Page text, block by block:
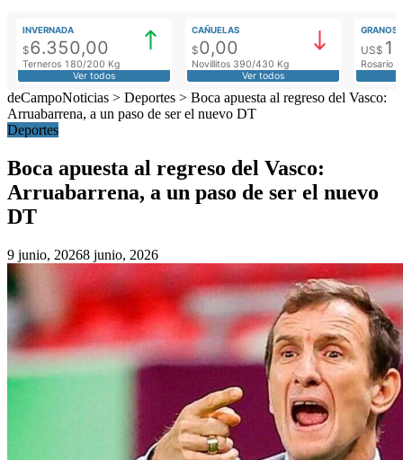
INVERNADA
$6.350,00
Terneros 180/200 Kg
Ver todos
CAÑUELAS
$0,00
Novillitos 390/430 Kg
Ver todos
GRANOS
US$
Rosario
deCampoNoticias > Deportes > Boca apuesta al regreso del Vasco:
Arruabarrena, a un paso de ser el nuevo DT
Deportes
Boca apuesta al regreso del Vasco:
Arruabarrena, a un paso de ser el nuevo
DT
9 junio, 20268 junio, 2026